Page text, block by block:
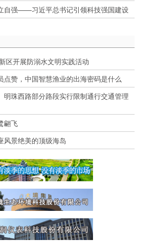
自强——习近平总书记引领科技强国建设
区开展防溺水文明实践活动
点赞，中国智慧渔业的出海密码是什么
明珠西路部分路段实行限制通行交通管理
翩飞
风景绝美的顶级海岛